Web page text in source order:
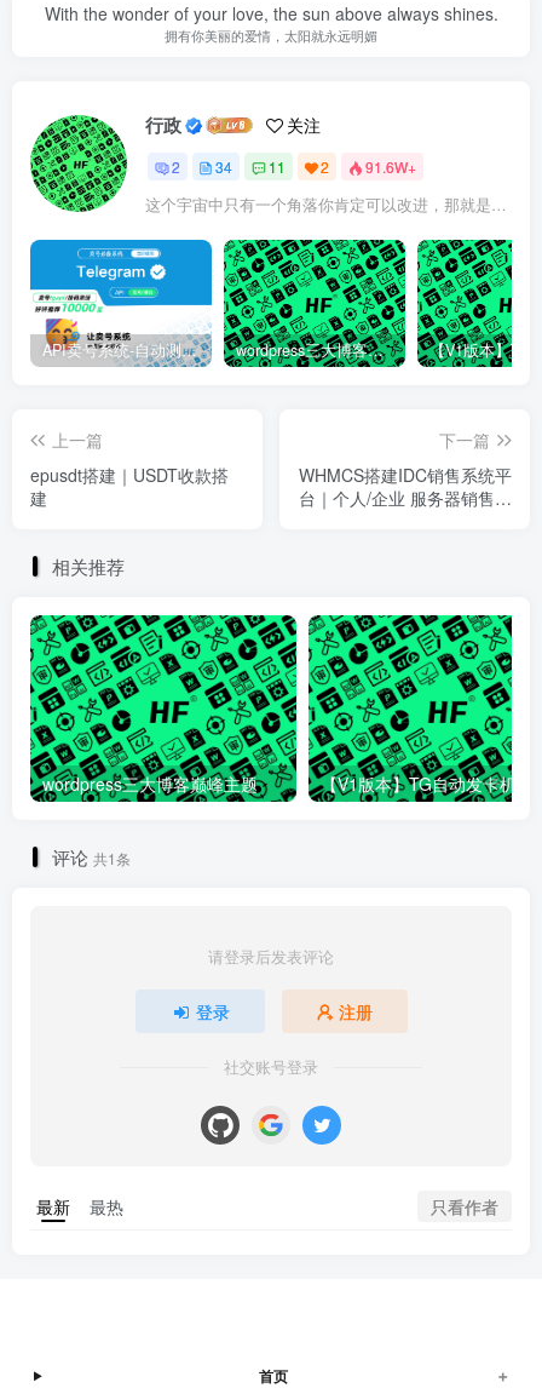
With the wonder of your love, the sun above always shines.
拥有你美丽的爱情，太阳就永远明媚
行政 关注
2 34 11 2 91.6W+
这个宇宙中只有一个角落你肯定可以改进，那就是你自己
API卖号系统-自动测活-接码系统 wordpress三大博客巅峰主题
上一篇
epusdt搭建｜USDT收款搭
建
下一篇
WHMCS搭建IDC销售系统平
台｜个人/企业 服务器销售出
相关推荐
wordpress三大博客巅峰主题
评论 共1条
请登录后发表评论
登录 注册
社交账号登录
最新 最热 只看作者
首页 +